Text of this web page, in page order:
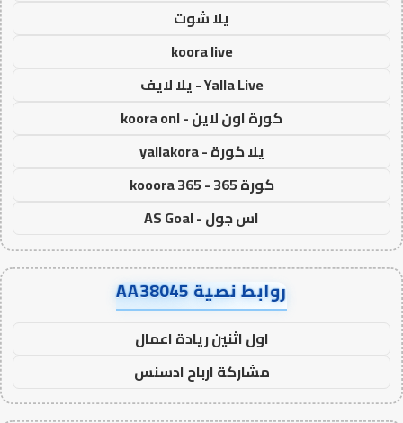
يلا شوت
koora live
Yalla Live - يلا لايف
كورة اون لاين - koora onl
يلا كورة - yallakora
كورة 365 - kooora 365
اس جول - AS Goal
روابط نصية AA38045
اول اثنين ريادة اعمال
مشاركة ارباح ادسنس